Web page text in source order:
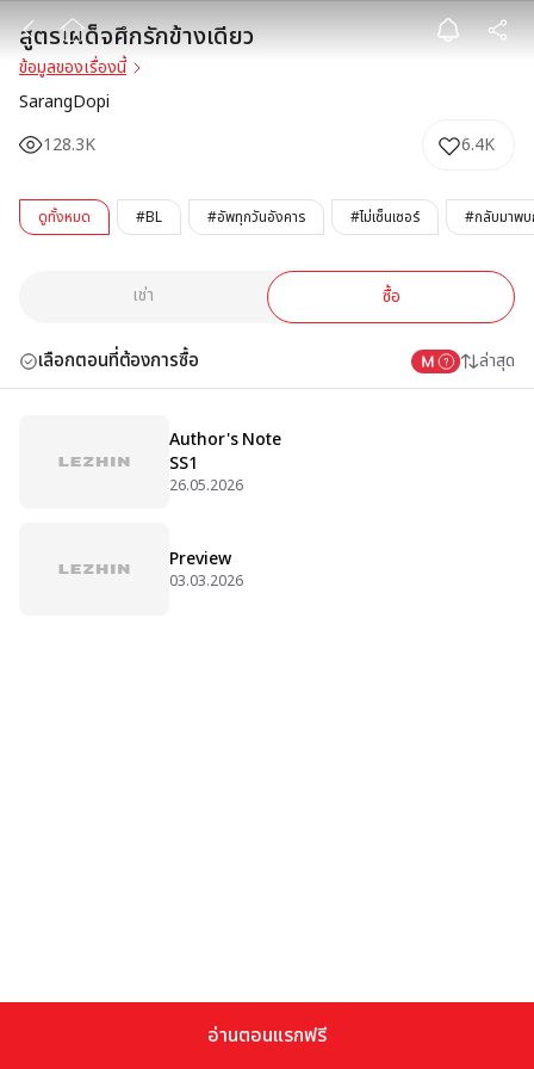
สูตรเผด็จศึกรัก
สูตรเผด็จศึกรักข้างเดียว
ข้อมูลของเรื่องนี้
SarangDopi
128.3K
6.4K
ดูทั้งหมด #BL #อัพทุกวันอังคาร #ไม่เซ็นเซอร์ #กลับมาพ
เช่า ซื้อ
เลือกตอนที่ต้องการซื้อ ล่าสุด
Author's Note
SS1
26.05.2026
Preview
03.03.2026
อ่านตอนแรกฟรี